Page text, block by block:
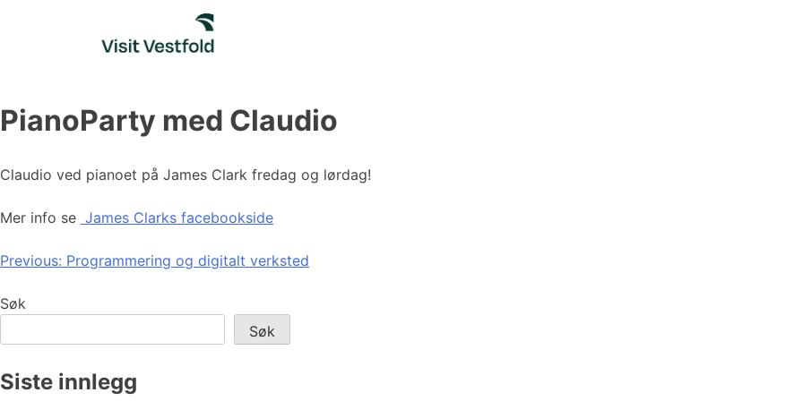
PianoParty med Claudio
Claudio ved pianoet på James Clark fredag og lørdag!
Mer info se James Clarks facebookside
Innleggsnavigasjon
Previous: Programmering og digitalt verksted
Søk
Søk
Siste innlegg